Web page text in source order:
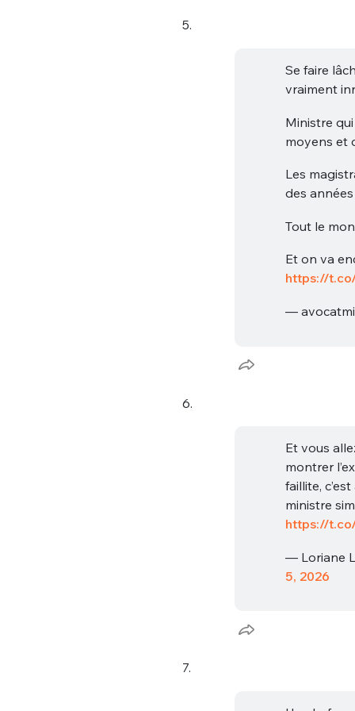
5.
Se faire
vraiment
Ministre
moyens et
Les
des
Tout le
Et on va
https://
—
6.
Et vous
montrer
faillite,
ministre
https://
— Loriane
5, 2026
7.